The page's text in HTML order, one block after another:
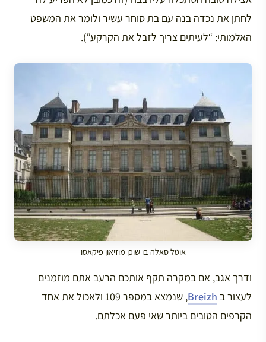
לחתן את נכדה בנה עם בת סוחר עשיר ולומר את המשפט
האלמותי: “לעיתים צריך לזבל את הקרקע”).
אוטל סאלה בו שוכן מוזיאון פיקאסו
ודרך אגב, אם במקרה תקף אותכם הרעב אתם מוזמנים
לעצור ב Breizh
, שנמצא במספר 109 ולאכול את אחד
הקרפים הטובים ביותר שאי פעם אכלתם.